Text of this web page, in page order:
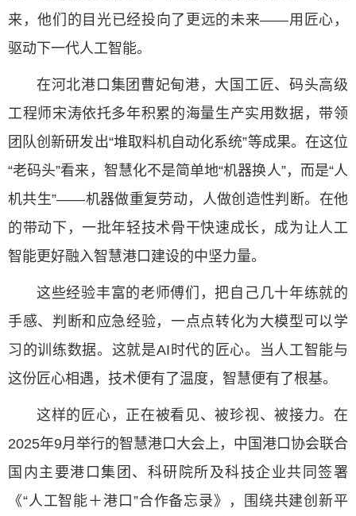
来，他们的目光已经投向了更远的未来——用匠心，
驱动下一代人工智能。
在河北港口集团曹妃甸港，大国工匠、码头高级
工程师宋涛依托多年积累的海量生产实用数据，带领
团队创新研发出“堆取料机自动化系统”等成果。在这位
“老码头”看来，智慧化不是简单地“机器换人”，而是“人
机共生”——机器做重复劳动，人做创造性判断。在他
的带动下，一批年轻技术骨干快速成长，成为让人工
智能更好融入智慧港口建设的中坚力量。
这些经验丰富的老师傅们，把自己几十年练就的
手感、判断和应急经验，一点点转化为大模型可以学
习的训练数据。这就是AI时代的匠心。当人工智能与
这份匠心相遇，技术便有了温度，智慧便有了根基。
这样的匠心，正在被看见、被珍视、被接力。在
2025年9月举行的智慧港口大会上，中国港口协会联合
国内主要港口集团、科研院所及科技企业共同签署
《“人工智能＋港口”合作备忘录》，围绕共建创新平